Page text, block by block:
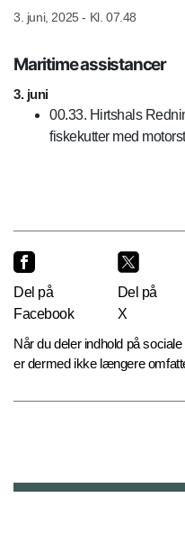
3. juni, 2025 - Kl. 07.48
Maritime assistancer
3. juni
00.33. Hirtshals
fiskekutter med
Del på
Facebook
Del på
X
Når du deler indhold på
er dermed ikke længere